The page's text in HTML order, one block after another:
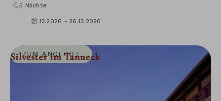
5 Nächte
21.12.2026 - 26.12.2026
Silvester im Tanneck
ZUM ANGEBOT